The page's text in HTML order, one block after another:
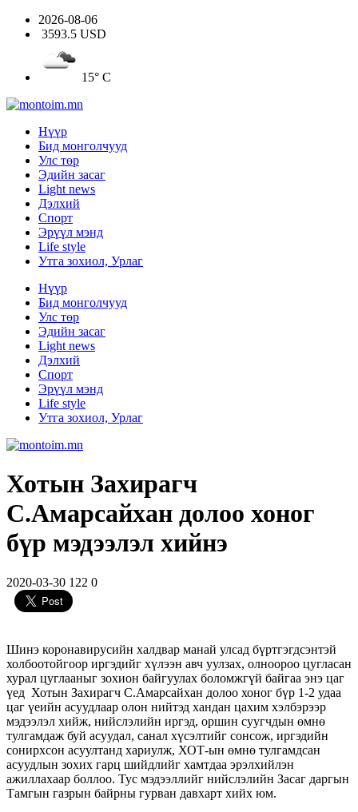
2026-08-06
3593.5 USD
15° C
Нүүр
Бид монголчууд
Улс төр
Эдийн засаг
Light news
Дэлхий
Спорт
Эрүүл мэнд
Life style
Утга зохиол, Урлаг
Нүүр
Бид монголчууд
Улс төр
Эдийн засаг
Light news
Дэлхий
Спорт
Эрүүл мэнд
Life style
Утга зохиол, Урлаг
Хотын Захирагч
С.Амарсайхан долоо хоног
бүр мэдээлэл хийнэ
2020-03-30 122 0
Шинэ коронавирусийн халдвар манай улсад бүртгэгдсэнтэй
холбоотойгоор иргэдийг хүлээн авч уулзах, олноороо цугласан
хурал цуглааныг зохион байгуулах боломжгүй байгаа энэ цаг
үед Хотын Захирагч С.Амарсайхан долоо хоног бүр 1-2 удаа
цаг үеийн асуудлаар олон нийтэд хандан цахим хэлбэрээр
мэдээлэл хийж, нийслэлийн иргэд, оршин суугчдын өмнө
тулгамдаж буй асуудал, санал хүсэлтийг сонсож, иргэдийн
сонирхсон асуултанд хариулж, ХОТ-ын өмнө тулгамдсан
асуудлын зохих гарц шийдлийг хамтдаа эрэлхийлэн
ажиллахаар боллоо. Тус мэдээллийг нийслэлийн Засаг даргын
Тамгын газрын байрны гурван давхарт хийх юм.